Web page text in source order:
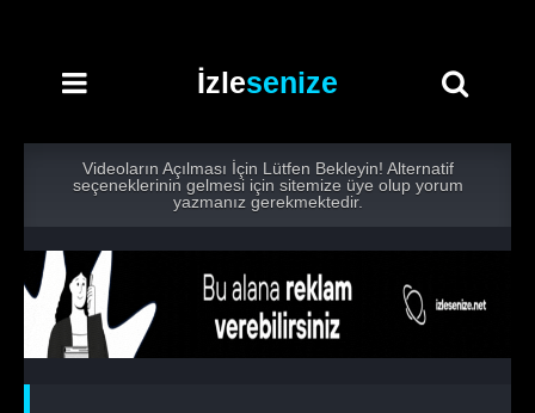
İzlesenize
Videoların Açılması İçin Lütfen Bekleyin! Alternatif
seçeneklerinin gelmesi için sitemize üye olup yorum
yazmanız gerekmektedir.